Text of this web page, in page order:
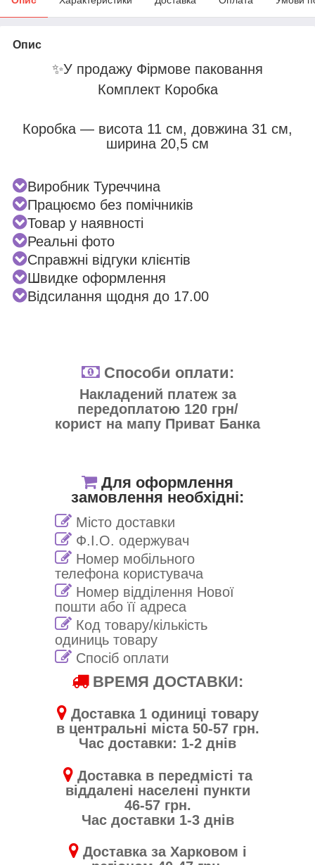
Опис
✨У продажу Фірмове паковання
Комплект Коробка
Коробка — висота 11 см, довжина 31 см,
ширина 20,5 см
Виробник Туреччина
Працюємо без помічників
Товар у наявності
Реальні фото
Справжні відгуки клієнтів
Швидке оформлення
Відсилання щодня до 17.00
Способи оплати:
Накладений платеж за
передоплатою 120 грн/
корист на мапу Приват Банка
Для оформлення
замовлення необхідні:
Місто доставки
Ф.І.О. одержувач
Номер мобільного
телефона користувача
Номер відділення Нової
пошти або її адреса
Код товару/кількість
одиниць товару
Спосіб оплати
ВРЕМЯ ДОСТАВКИ:
Доставка 1 одиниці товару
в центральні міста 50-57 грн.
Час доставки: 1-2 днів
Доставка в передмісті та
віддалені населені пункти
46-57 грн.
Час доставки 1-3 днів
Доставка за Харковом і